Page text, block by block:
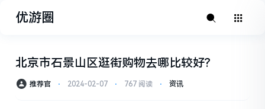
优游圈
北京市石景山区逛街购物去哪比较好?
推荐官 ⋅ 2024-02-07 ⋅ 767 阅读 ⋅ 资讯